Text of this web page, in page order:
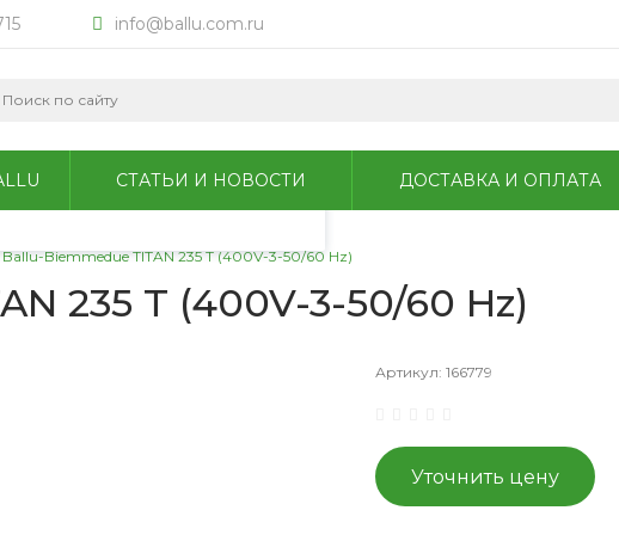
с
info@ballu.com.ru
СТАТЬИ И НОВОСТИ ДОСТАВКА И ОПЛАТА
Ballu-Biemmedue TITAN 235 T (400V-3-50/60 Hz)
235 T (400V-3-50/60 Hz)
Артикул: 166779
Уточнить цену